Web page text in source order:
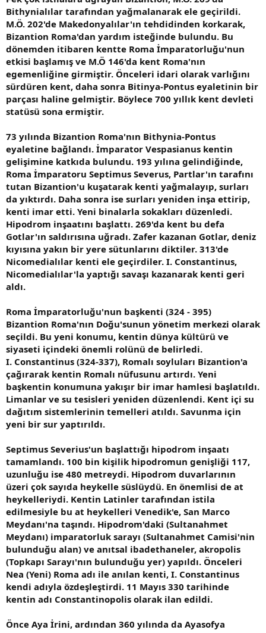
Bithynialılar tarafından yağmalanarak ele geçirildi.
M.Ö. 202'de Makedonyalılar'ın tehdidinden korkarak,
Bizantion Roma'dan yardım isteğinde bulundu. Bu
dönemden itibaren kentte Roma İmparatorluğu'nun
etkisi başlamış ve M.Ö 146'da kent Roma'nın
egemenliğine girmiştir. Önceleri idari olarak varlığını
sürdüren kent, daha sonra Bitinya-Pontus eyaletinin bir
parçası haline gelmiştir. Böylece 700 yıllık kent devleti
statüsü sona ermiştir.
73 yılında Bizantion Roma'nın Bithynia-Pontus
eyaletine bağlandı. İmparator Vespasianus kentin
gelişimine katkıda bulundu. 193 yılına gelindiğinde,
Roma İmparatoru Septimus Severus, Partlar'ın tarafını
tutan Bizantion'u kuşatarak kenti yağmalayıp, surları
da yıktırdı. Daha sonra ise surları yeniden inşa ettirip,
kenti imar etti. Yeni binalarla sokakları düzenledi.
Hipodrom inşaatını başlattı. 269'da kent bu defa
Gotlar'ın saldırısına uğradı. Zafer kazanan Gotlar, deniz
kıyısına yakın bir yere sütunlarını diktiler. 313'de
Nicomedialılar kenti ele geçirdiler. I. Constantinus,
Nicomedialılar'la yaptığı savaşı kazanarak kenti geri
aldı.
Roma İmparatorluğu'nun başkenti (324 - 395)
Bizantion Roma'nın Doğu'sunun yönetim merkezi olarak
seçildi. Bu yeni konumu, kentin dünya kültürü ve
siyaseti içindeki önemli rolünü de belirledi.
I. Constantinus (324-337), Romalı soyluları Bizantion'a
çağırarak kentin Romalı nüfusunu artırdı. Yeni
başkentin konumuna yakışır bir imar hamlesi başlatıldı.
Limanlar ve su tesisleri yeniden düzenlendi. Kent içi su
dağıtım sistemlerinin temelleri atıldı. Savunma için
yeni bir sur yaptırıldı.
Septimus Severius'un başlattığı hipodrom inşaatı
tamamlandı. 100 bin kişilik hipodromun genişliği 117,
uzunluğu ise 480 metreydi. Hipodrom duvarlarının
üzeri çok sayıda heykelle süslüydü. En önemlisi de at
heykelleriydi. Kentin Latinler tarafından istila
edilmesiyle bu at heykelleri Venedik'e, San Marco
Meydanı'na taşındı. Hipodrom'daki (Sultanahmet
Meydanı) imparatorluk sarayı (Sultanahmet Camisi'nin
bulunduğu alan) ve anıtsal ibadethaneler, akropolis
(Topkapı Sarayı'nın bulunduğu yer) yapıldı. Önceleri
Nea (Yeni) Roma adı ile anılan kenti, I. Constantinus
kendi adıyla özdeşleştirdi. 11 Mayıs 330 tarihinde
kentin adı Constantinopolis olarak ilan edildi.
Önce Aya İrini, ardından 360 yılında da Ayasofya